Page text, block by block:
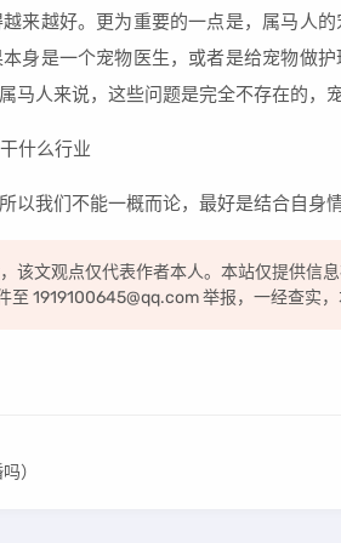
来越好。更为重要的一点是，属马人
身是一个宠物医生，或者是给宠物做
马人来说，这些问题是完全不存在的，
我们不能一概而论，最好是结合自身情
该文观点仅代表作者本人。本站仅提供信
1919100645@qq.com 举报，一经查实，
）